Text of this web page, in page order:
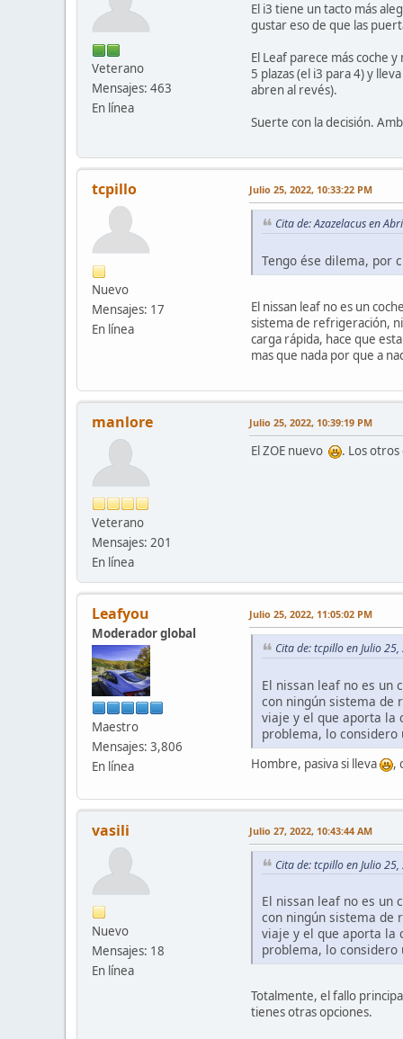
Veterano
Mensajes: 463
En línea
El i3 tiene un tacto más
gustar eso de que las
El Leaf parece más coche
5 plazas (el i3 para 4) y
abren al revés).
Suerte con la decisión.
tcpillo
Nuevo
Mensajes: 17
En línea
Julio 25, 2022, 10:33:22 PM
Cita de: Azazelacus en
Tengo ése dilema, por
El nissan leaf no es un
sistema de refrigeración,
carga rápida, hace que
mas que nada por que a
manlore
Veterano
Mensajes: 201
En línea
Julio 25, 2022, 10:39:19 PM
El ZOE nuevo . Los
Leafyou
Moderador global
Maestro
Mensajes: 3,806
En línea
Julio 25, 2022, 11:05:02 PM
Cita de: tcpillo en Julio
El nissan leaf no es un
con ningún sistema de
viaje y el que aporta la
problema, lo considero
Hombre, pasiva si lleva ,
vasili
Nuevo
Mensajes: 18
En línea
Julio 27, 2022, 10:43:44 AM
Cita de: tcpillo en Julio
El nissan leaf no es un
con ningún sistema de
viaje y el que aporta la
problema, lo considero
Totalmente, el fallo
tienes otras opciones.